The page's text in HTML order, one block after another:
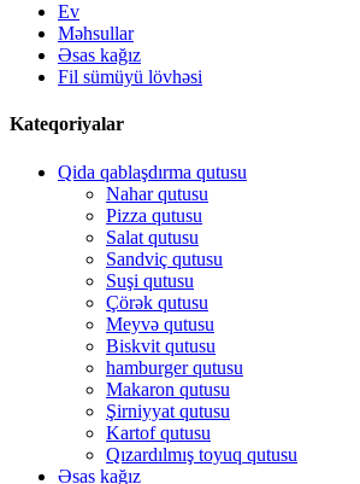
Ev
Məhsullar
Əsas kağız
Fil sümüyü lövhəsi
Kateqoriyalar
Qida qablaşdırma qutusu
Nahar qutusu
Pizza qutusu
Salat qutusu
Sandviç qutusu
Suşi qutusu
Çörək qutusu
Meyvə qutusu
Biskvit qutusu
hamburger qutusu
Makaron qutusu
Şirniyyat qutusu
Kartof qutusu
Qızardılmış toyuq qutusu
Əsas kağız